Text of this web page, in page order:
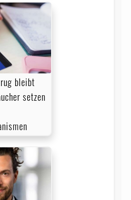
bleibt
setzen